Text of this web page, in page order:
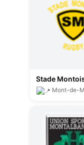
Stade
Mont-de-